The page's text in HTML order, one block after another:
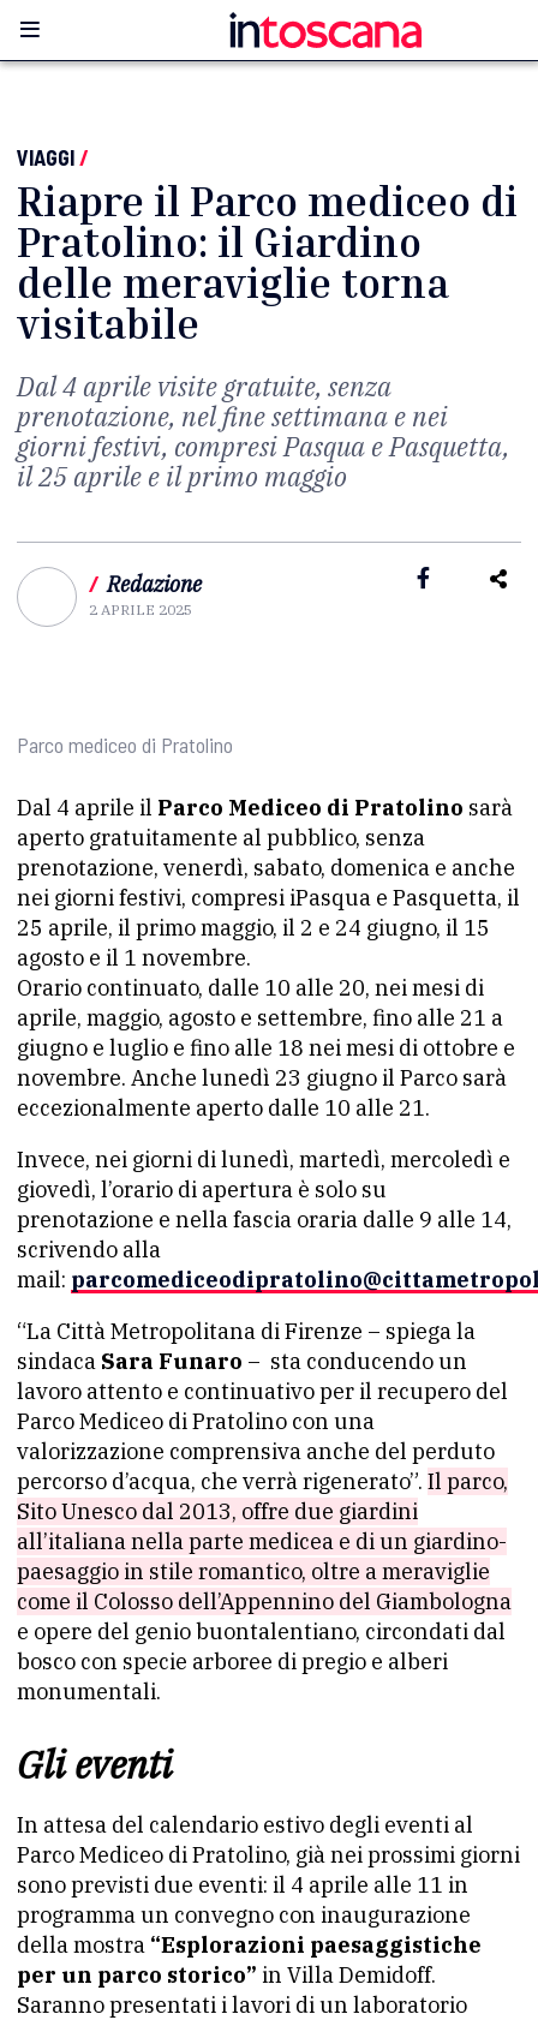
VIAGGI/
Riapre il Parco mediceo di
Pratolino: il Giardino
delle meraviglie torna
visitabile
Dal 4 aprile visite gratuite, senza
prenotazione, nel fine settimana e nei
giorni festivi, compresi Pasqua e Pasquetta,
il 25 aprile e il primo maggio
/ Redazione
2 APRILE 2025
Parco mediceo di Pratolino
Dal 4 aprile il Parco Mediceo di Pratolino sarà
aperto gratuitamente al pubblico, senza
prenotazione, venerdì, sabato, domenica e anche
nei giorni festivi, compresi iPasqua e Pasquetta, il
25 aprile, il primo maggio, il 2 e 24 giugno, il 15
agosto e il 1 novembre.
Orario continuato, dalle 10 alle 20, nei mesi di
aprile, maggio, agosto e settembre, fino alle 21 a
giugno e luglio e fino alle 18 nei mesi di ottobre e
novembre. Anche lunedì 23 giugno il Parco sarà
eccezionalmente aperto dalle 10 alle 21.
Invece, nei giorni di lunedì, martedì, mercoledì e
giovedì, l’orario di apertura è solo su
prenotazione e nella fascia oraria dalle 9 alle 14,
scrivendo alla
mail:
“La Città Metropolitana di Firenze – spiega la
sindaca Sara Funaro – sta conducendo un
lavoro attento e continuativo per il recupero del
Parco Mediceo di Pratolino con una
valorizzazione comprensiva anche del perduto
percorso d’acqua, che verrà rigenerato”. Il parco,
Sito Unesco dal 2013, offre due giardini
all’italiana nella parte medicea e di un giardino-
paesaggio in stile romantico, oltre a meraviglie
come il Colosso dell’Appennino del Giambologna
e opere del genio buontalentiano, circondati dal
bosco con specie arboree di pregio e alberi
monumentali.
Gli eventi
In attesa del calendario estivo degli eventi al
Parco Mediceo di Pratolino, già nei prossimi giorni
sono previsti due eventi: il 4 aprile alle 11 in
programma un convegno con inaugurazione
della mostra “Esplorazioni paesaggistiche
per un parco storico” in Villa Demidoff.
Saranno presentati i lavori di un laboratorio